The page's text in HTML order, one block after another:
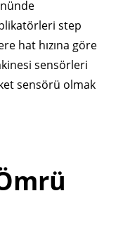
step
hat hızına göre
sensörleri
sensörü olmak